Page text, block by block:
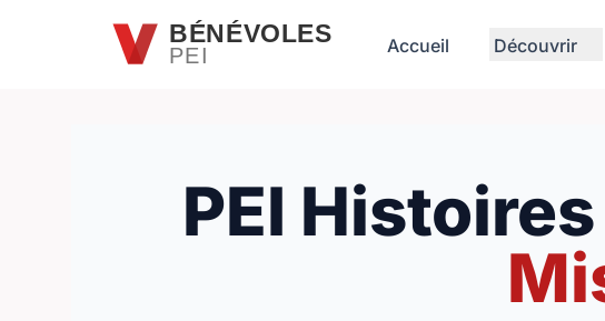
Passer au contenu principalBÉNÉVOLES
PEI Accueil Découvrir
PEI